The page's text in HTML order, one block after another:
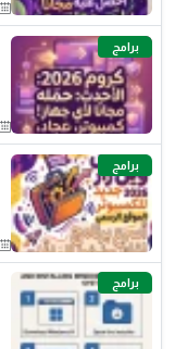
برامج
برامج
برامج